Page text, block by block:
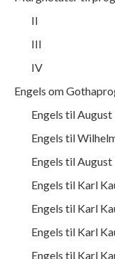
II
III
IV
Engels om
Engels til
Engels til
Engels til
Engels til Karl
Engels til Karl
Engels til Karl
Engels til Karl